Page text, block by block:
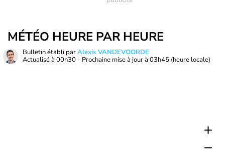
MÉTÉO HEURE PAR HEURE
Bulletin établi parAlexis VANDEVOORDE
Actualisé à 00h30 - Prochaine mise à jour à 03h45 (heure locale)